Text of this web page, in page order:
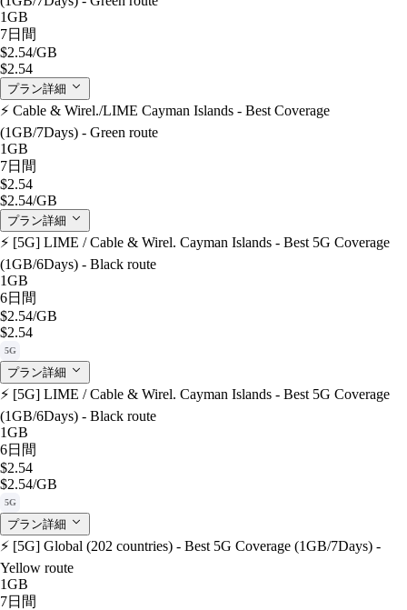
1GB
7日間
$2.54/GB
$2.54
プラン詳細
⚡️ Cable & Wirel./LIME Cayman Islands - Best Coverage
(1GB/7Days) - Green route
1GB
7日間
$2.54
$2.54/GB
プラン詳細
⚡️ [5G] LIME / Cable & Wirel. Cayman Islands - Best 5G Coverage
(1GB/6Days) - Black route
1GB
6日間
$2.54/GB
$2.54
5G
プラン詳細
⚡️ [5G] LIME / Cable & Wirel. Cayman Islands - Best 5G Coverage
(1GB/6Days) - Black route
1GB
6日間
$2.54
$2.54/GB
5G
プラン詳細
⚡️ [5G] Global (202 countries) - Best 5G Coverage (1GB/7Days) -
Yellow route
1GB
7日間